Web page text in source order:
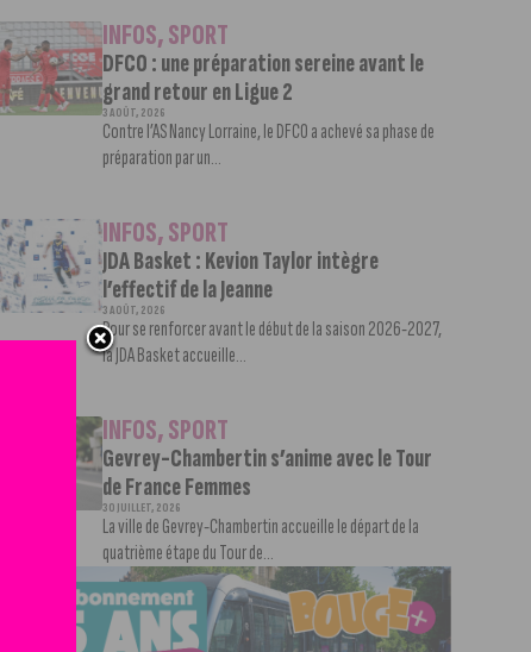
INFOS,SPORT
DFCO : une préparation sereine avant le
grand retour en Ligue 2
3 AOÛT, 2026
Contre l’AS Nancy Lorraine, le DFCO a achevé sa phase de
préparation par un...
INFOS,SPORT
JDA Basket : Kevion Taylor intègre
l’effectif de la Jeanne
3 AOÛT, 2026
Pour se renforcer avant le début de la saison 2026-2027,
la JDA Basket accueille...
INFOS,SPORT
Gevrey-Chambertin s’anime avec le Tour
de France Femmes
30 JUILLET, 2026
La ville de Gevrey-Chambertin accueille le départ de la
quatrième étape du Tour de...